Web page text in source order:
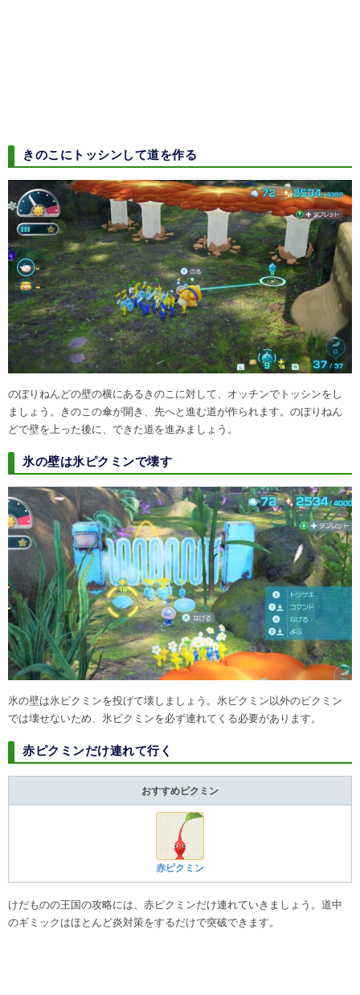
きのこにトッシンして道を作る
のぼりねんどの壁の横にあるきのこに対して、オッチンでトッシンをし
ましょう。きのこの傘が開き、先へと進む道が作られます。のぼりねん
どで壁を上った後に、できた道を進みましょう。
氷の壁は氷ピクミンで壊す
氷の壁は氷ピクミンを投げて壊しましょう。氷ピクミン以外のピクミン
では壊せないため、氷ピクミンを必ず連れてくる必要があります。
赤ピクミンだけ連れて行く
おすすめピクミン
赤ピクミン
けだものの王国の攻略には、赤ピクミンだけ連れていきましょう。道中
のギミックはほとんど炎対策をするだけで突破できます。